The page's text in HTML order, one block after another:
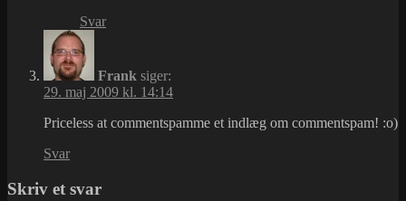
Svar
Frank siger:
29. maj 2009 kl. 14:14
Priceless at commentspamme et indlæg om commentspam! :o)
Svar
Skriv et svar